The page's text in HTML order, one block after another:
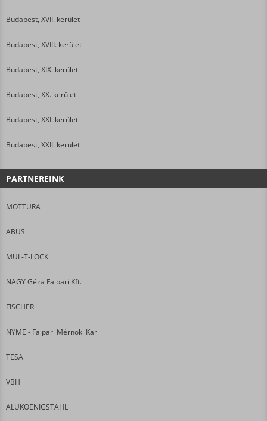
Budapest, XVII. kerület
Budapest, XVIII. kerület
Budapest, XIX. kerület
Budapest, XX. kerület
Budapest, XXI. kerület
Budapest, XXII. kerület
PARTNEREINK
MOTTURA
ABUS
MUL-T-LOCK
NAGY Géza Faipari Kft.
FISCHER
NYME - Faipari Mérnöki Kar
TESA
VBH
ALUKOENIGSTAHL